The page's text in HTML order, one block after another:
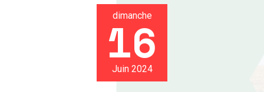
dimanche
16
Juin 2024